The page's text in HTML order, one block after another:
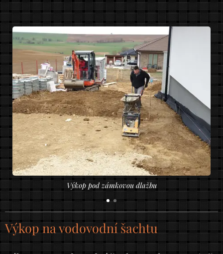
Výkop pod zámkovou dlažbu
Výkop na vodovodní šachtu